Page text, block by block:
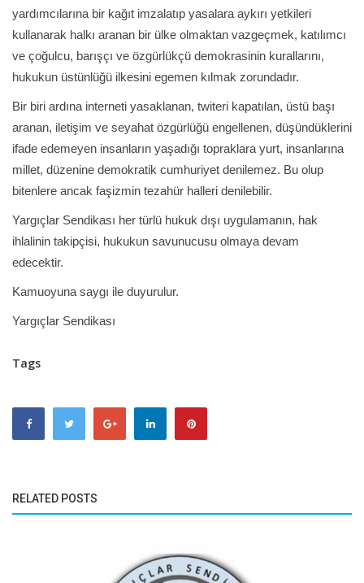
yardımcılarına bir kağıt imzalatıp yasalara aykırı yetkileri
kullanarak halkı aranan bir ülke olmaktan vazgeçmek, katılımcı
ve çoğulcu, barışçı ve özgürlükçü demokrasinin kurallarını,
hukukun üstünlüğü ilkesini egemen kılmak zorundadır.
Bir biri ardına interneti yasaklanan, twiteri kapatılan, üstü başı
aranan, iletişim ve seyahat özgürlüğü engellenen, düşündüklerini
ifade edemeyen insanların yaşadığı topraklara yurt, insanlarına
millet, düzenine demokratik cumhuriyet denilemez. Bu olup
bitenlere ancak faşizmin tezahür halleri denilebilir.
Yargıçlar Sendikası her türlü hukuk dışı uygulamanın, hak
ihlalinin takipçisi, hukukun savunucusu olmaya devam
edecektir.
Kamuoyuna saygı ile duyurulur.
Yargıçlar Sendikası
Tags
RELATED POSTS